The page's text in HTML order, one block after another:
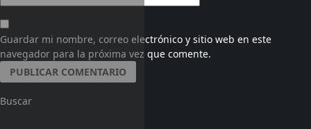
Guardar mi nombre, correo electrónico y sitio web en este
navegador para la próxima vez que comente.
Buscar